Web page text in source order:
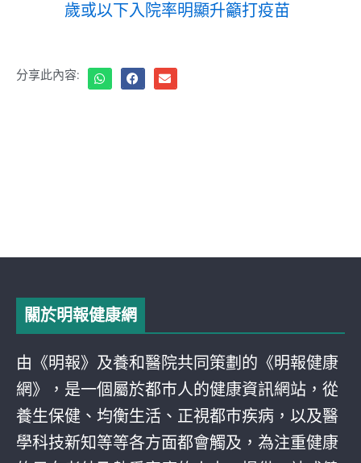
歲或以下入院率明顯升籲打疫苗
分享此內容:
關於明報健康網
由《明報》及養和醫院共同策劃的《明報健康
網》，是一個屬於都巿人的健康資訊網站，從
養生保健、均衡生活、正視都巿疾病，以及醫
學科技新知等等各方面都會觸及，為注重健康